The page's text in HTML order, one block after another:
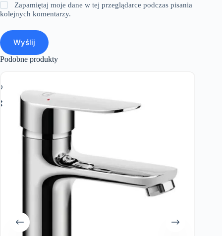
Zapamiętaj moje dane w tej przeglądarce podczas pisania
kolejnych komentarzy.
Wyślij
Podobne produkty